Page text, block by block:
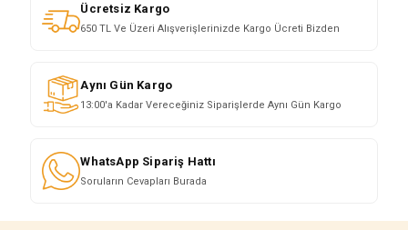
Ücretsiz Kargo
650 TL Ve Üzeri Alışverişlerinizde Kargo Ücreti Bizden
Aynı Gün Kargo
13:00'a Kadar Vereceğiniz Siparişlerde Aynı Gün Kargo
WhatsApp Sipariş Hattı
Soruların Cevapları Burada